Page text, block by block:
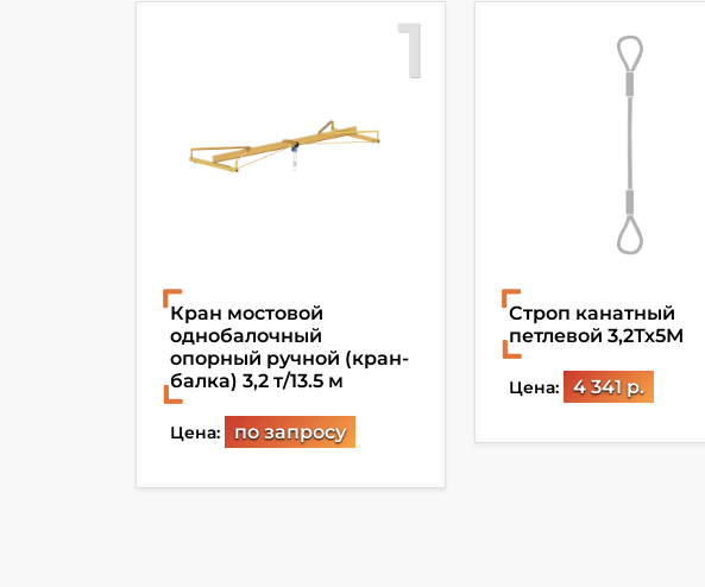
1
Кран мостовой
однобалочный
опорный ручной (кран-
балка) 3,2 т/13.5 м
Цена: по запросу
Строп канатный
петлевой 3,2Тх5М
Цена: 4 341 р.